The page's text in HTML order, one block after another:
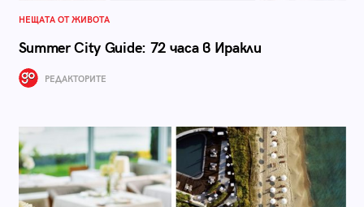
НЕЩАТА ОТ ЖИВОТА
Summer City Guide: 72 часа в Иракли
РЕДАКТОРИТЕ